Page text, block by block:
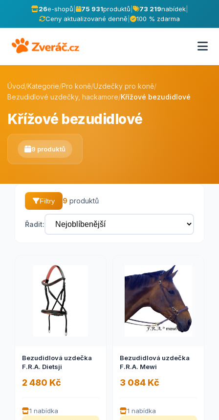
26e-shopů 75 931produktů 73 219nabídek|
Ceny aktualizované denně
100 % zdarma
Úvod/Kategorie/Pro koně/Uzdečky pro koně/
Bezudidlové uzdečky, hackamore/Křížové bezudidlové
Křížové bezudidlové
9 produktů
Filtry 9 produktů
Řadit:
Bezudidlová uzdečka
F.R.A. Dietsji
2 480 Kč
1 nabídka
Bezudidlová uzdečka
F.R.A. Mewi
3 084 Kč
1 nabídka